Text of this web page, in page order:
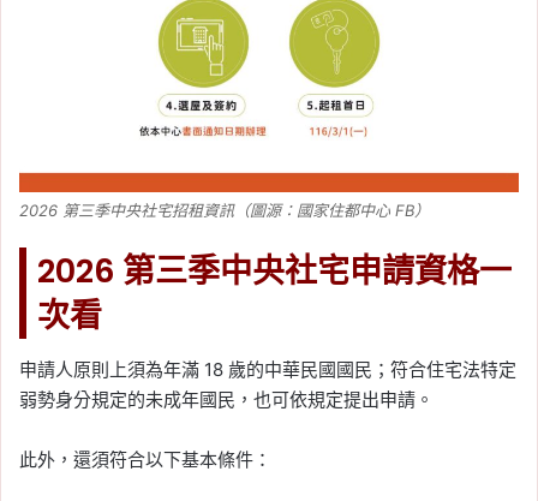
2026 第三季中央社宅招租資訊（圖源：國家住都中心 FB）
2026 第三季中央社宅申請資格一
次看
申請人原則上須為年滿 18 歲的中華民國國民；符合住宅法特定
弱勢身分規定的未成年國民，也可依規定提出申請。
此外，還須符合以下基本條件：